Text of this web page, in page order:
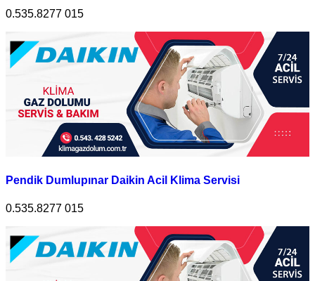
0.535.8277 015
Pendik Dumlupınar Daikin Acil Klima Servisi
0.535.8277 015